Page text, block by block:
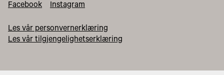
Facebook
Instagram
Les vår personvernerklæring
Les vår tilgjengelighetserklæring